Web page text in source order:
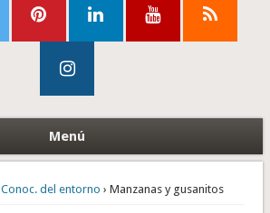
Menú
Conoc. del entorno › Manzanas y gusanitos